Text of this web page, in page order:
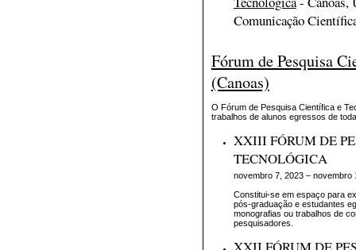
Comunicação
Fórum de Pesquisa
(Canoas)
O Fórum de Pesquisa Científica e
trabalhos de alunos egressos de
XXIII FÓRUM DE
TECNOLÓGICA
novembro 7, 2023 – novembro
Constitui-se em espaço para
pós-graduação e estudantes
monografias ou trabalhos de
pesquisadores.